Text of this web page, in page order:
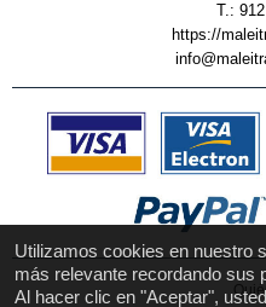
Utilizamos cookies en nuestro
más relevante recordando sus
Al hacer clic en "Aceptar",
T.:
https://